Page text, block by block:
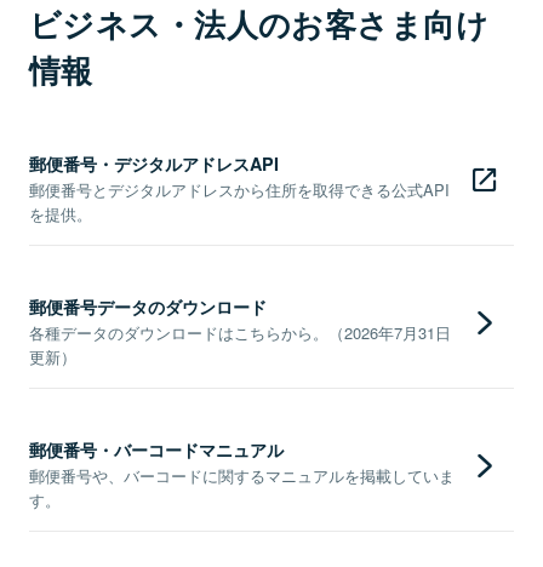
ビジネス・法人のお客さま向け
情報
郵便番号・デジタルアドレスAPI
郵便番号とデジタルアドレスから住所を取得できる公式API
を提供。
郵便番号データのダウンロード
各種データのダウンロードはこちらから。（2026年7月31日
更新）
郵便番号・バーコードマニュアル
郵便番号や、バーコードに関するマニュアルを掲載していま
す。